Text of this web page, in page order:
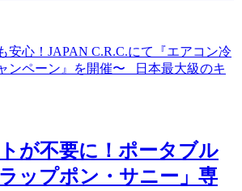
安心！JAPAN C.R.C.にて『エアコン冷
ンペーン』を開催〜 日本最大級のキ
が不要に！ポータブル
ップポン・サニー」専